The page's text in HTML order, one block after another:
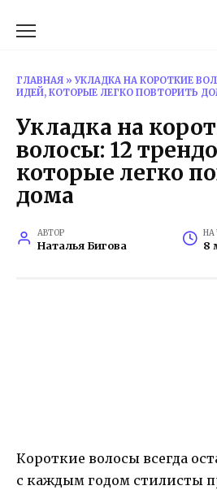
ГЛАВНАЯ »УКЛАДКА НА КОРОТКИЕ
ИДЕЙ, КОТОРЫЕ ЛЕГКО ПОВТОРИТЬ
Укладка на
волосы: 12
которые легко
дома
АВТОР
Наталья Бигова
НА
8
Короткие волосы всегда
с каждым годом стилисты